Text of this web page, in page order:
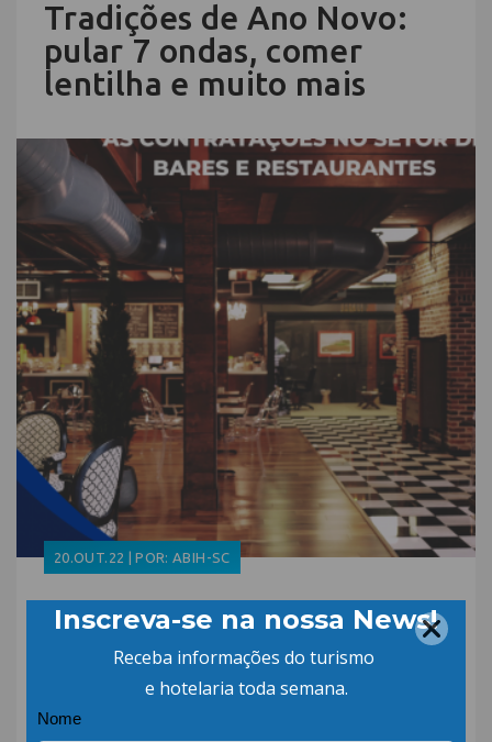
Tradições de Ano Novo:
pular 7 ondas, comer
lentilha e muito mais
20.OUT.22 | POR: ABIH-SC
Datas comemorativas
elevam as contratações
no setor de bares e
restaurantes